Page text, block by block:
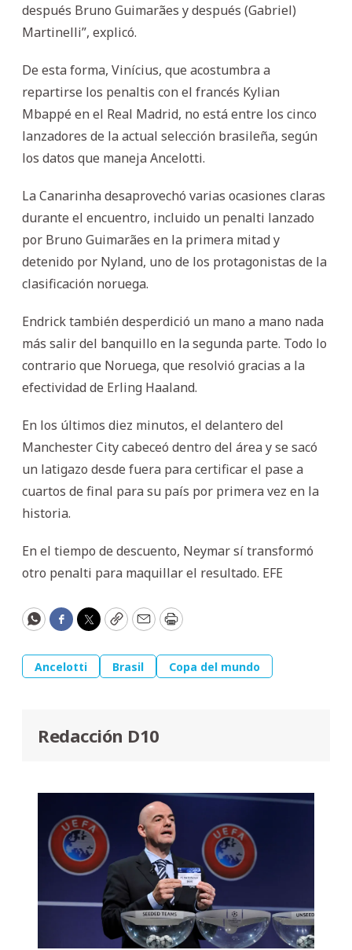
después Bruno Guimarães y después (Gabriel)
Martinelli”, explicó.
De esta forma, Vinícius, que acostumbra a
repartirse los penaltis con el francés Kylian
Mbappé en el Real Madrid, no está entre los cinco
lanzadores de la actual selección brasileña, según
los datos que maneja Ancelotti.
La Canarinha desaprovechó varias ocasiones claras
durante el encuentro, incluido un penalti lanzado
por Bruno Guimarães en la primera mitad y
detenido por Nyland, uno de los protagonistas de la
clasificación noruega.
Endrick también desperdició un mano a mano nada
más salir del banquillo en la segunda parte. Todo lo
contrario que Noruega, que resolvió gracias a la
efectividad de Erling Haaland.
En los últimos diez minutos, el delantero del
Manchester City cabeceó dentro del área y se sacó
un latigazo desde fuera para certificar el pase a
cuartos de final para su país por primera vez en la
historia.
En el tiempo de descuento, Neymar sí transformó
otro penalti para maquillar el resultado. EFE
WhatsApp
Facebook
Twitter
CopyEmailPrint
Ancelotti Brasil Copa del mundo
Redacción D10